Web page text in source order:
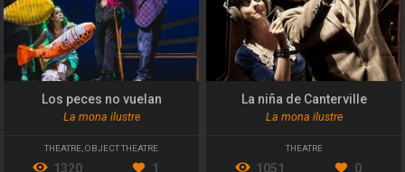
Los peces no vuelan
La mona ilustre
THEATRE OBJECT THEATRE
1320 1
La niña de Canterville
La mona ilustre
THEATRE
1051 0